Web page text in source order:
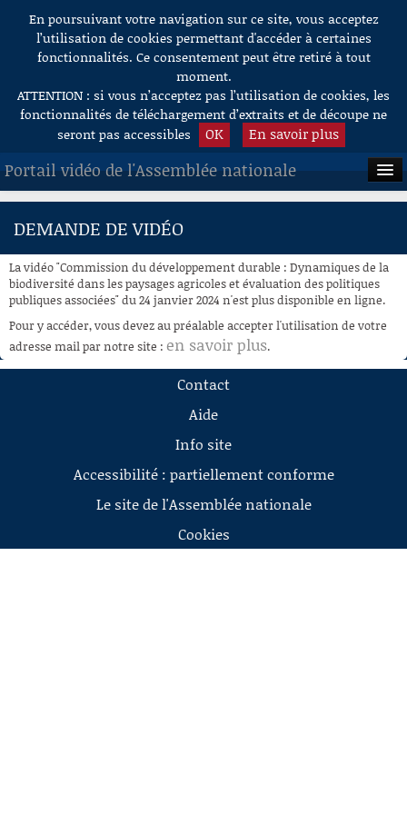
Aller au contenu
En poursuivant votre navigation sur ce site, vous acceptez
l’utilisation de cookies permettant d'accéder à certaines
fonctionnalités. Ce consentement peut être retiré à tout
moment.
ATTENTION : si vous n’acceptez pas l’utilisation de cookies, les
fonctionnalités de téléchargement d’extraits et de découpe ne
seront pas accessibles
OK En savoir plus
Portail vidéo de l'Assemblée nationale
ACCUEIL
À LA DEMANDE
RECHERCHE
AIDE À LA DÉCOUPE
DE VIDÉOS
DEMANDE DE VIDÉO
La vidéo "Commission du développement durable : Dynamiques de la
biodiversité dans les paysages agricoles et évaluation des politiques
publiques associées" du 24 janvier 2024 n'est plus disponible en ligne.
Pour y accéder, vous devez au préalable accepter l'utilisation de votre
adresse mail par notre site : en savoir plus.
Contact
Aide
Info site
Accessibilité : partiellement conforme
Le site de l'Assemblée nationale
Cookies